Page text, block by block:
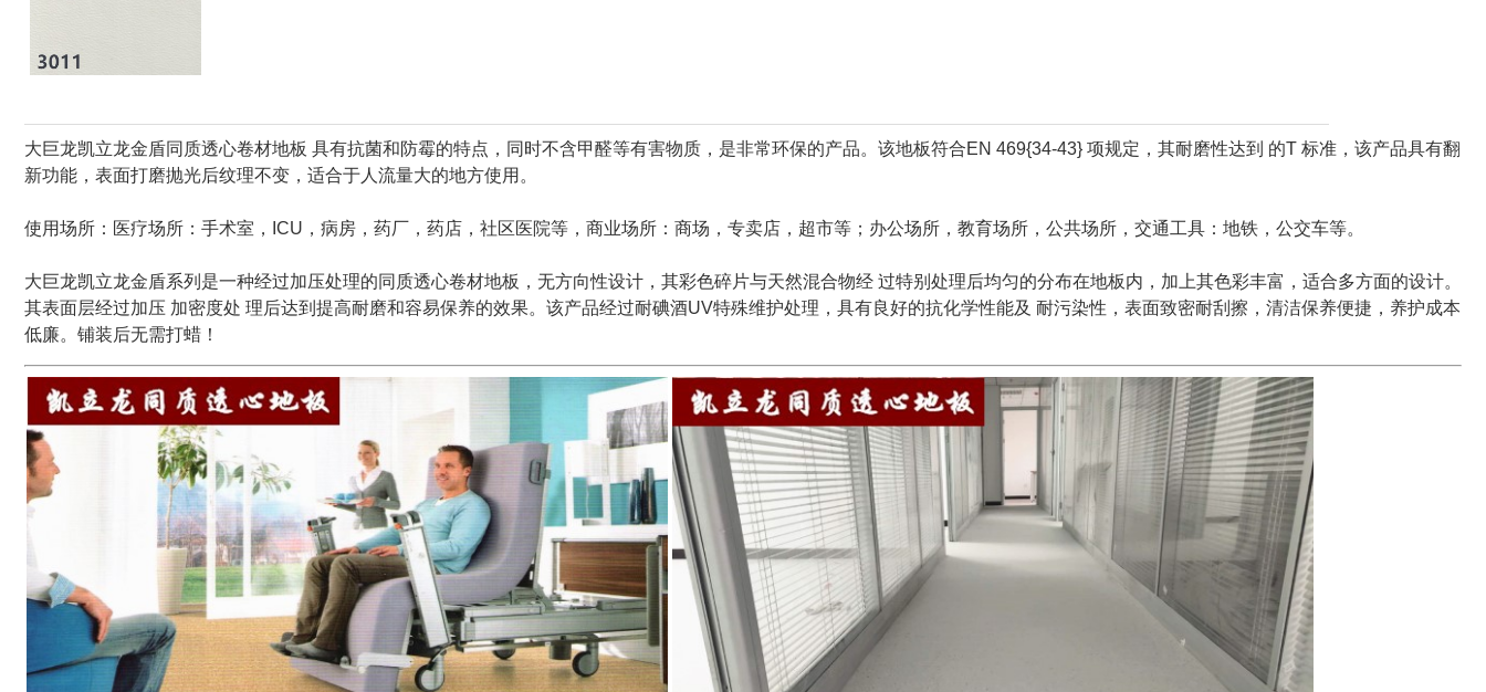
大巨龙凯立龙金盾同质透心卷材地板 具有抗菌和防霉的特点，同时不含甲醛等有害物质，是非常环保的产品。该地板符合EN 469{34-43} 项规定，其耐磨性达到 的T 标准，该产品具有翻
新功能，表面打磨抛光后纹理不变，适合于人流量大的地方使用。
使用场所：医疗场所：手术室，ICU，病房，药厂，药店，社区医院等，商业场所：商场，专卖店，超市等；办公场所，教育场所，公共场所，交通工具：地铁，公交车等。
大巨龙凯立龙金盾系列 是一种经过加压处理的同质透心卷材地板 ，无方向性设计，其彩色碎片与天然混合物经 过特别处理后均匀的分布在地板内，加上其色彩丰富，适合多方面的设计。
其表面层经过加压 加密度处 理后达到提高耐磨和容易保养的效果。该产品经过耐碘酒UV特殊维护处理，具有良好的抗化学性能及 耐污染性，表面致密耐刮擦，清洁保养便捷，养护成本
低廉。铺装后无需打蜡！